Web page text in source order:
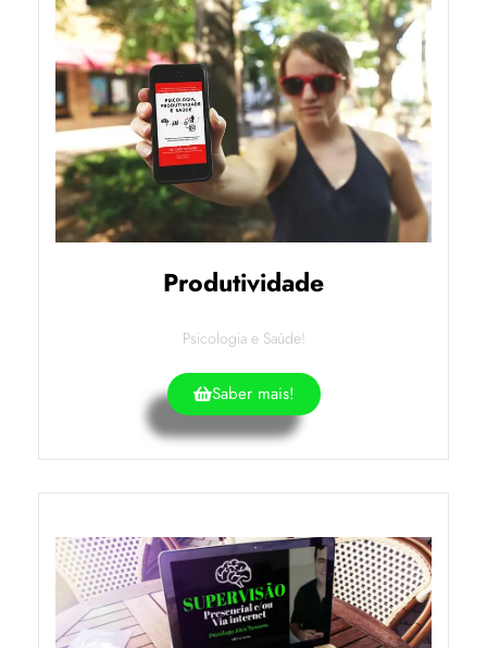
Produtividade
Psicologia e Saúde!
Saber mais!